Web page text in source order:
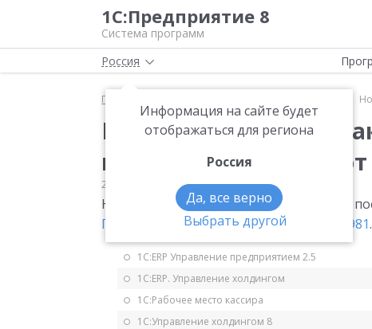
1С:Предприятие 8
Система программ
Россия
Информация на сайте будет
отображаться для региона
Россия
Да, все верно
Выбрать другой
Главная
Новая форма счета-
постановление 1137
29.08.2017 НДС
Новая форма счета-фактуры (изменено
Правительства от 19 августа 2017 г. № 981.
1С:ERP Управление предприятием 2.5
1С:ERP. Управление холдингом
1С:Рабочее место кассира
1С:Управление холдингом 8